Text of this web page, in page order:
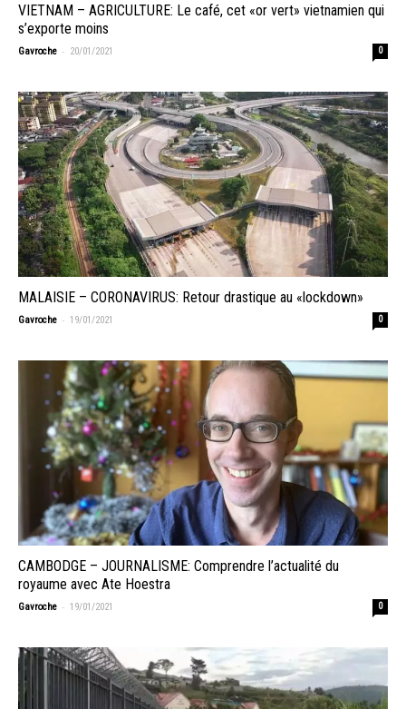
VIETNAM – AGRICULTURE: Le café, cet «or vert» vietnamien qui
s’exporte moins
Gavroche - 20/01/2021 0
MALAISIE – CORONAVIRUS: Retour drastique au «lockdown»
Gavroche - 19/01/2021 0
CAMBODGE – JOURNALISME: Comprendre l’actualité du
royaume avec Ate Hoestra
Gavroche - 19/01/2021 0